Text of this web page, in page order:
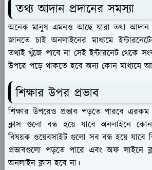
তথ্য আদান-প্রদানের সমস্যা
অনেক মানুষ এমনও আছে যারা তথা আদান
জানতে চাই অনলাইনের মাধ্যমে
তথ্যই খুঁজে পাবে না সেই ইন্টারনেট থেকে
উপরে পড়ে থাকতে হবে অন্য কোন মাধ্যমে
শিক্ষার উপর প্রভাব
শিক্ষার উপরেও প্রভাব পড়তে পারবে
ক্লাস গুলো বন্ধ হয়ে যাবে অনলাইনে কোন
বিষয়ক ওয়েবসাইট গুলো সব বন্ধ হয়ে যাবে
প্রভাবগুলো পড়তে পারে এবং অফ লাইনে
অনলাইন ক্লাস হবে না।